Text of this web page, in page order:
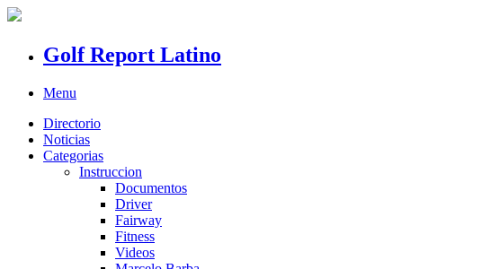
Golf Report Latino
Menu
Directorio
Noticias
Categorias
Instruccion
Documentos
Driver
Fairway
Fitness
Videos